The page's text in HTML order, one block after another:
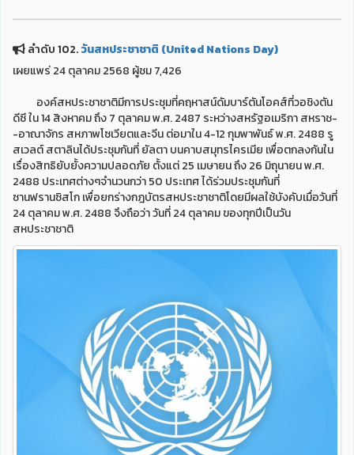
ลำดับ 102.วันสหประชาชาติ (United Nations Day)
เผยแพร่ 24 ตุลาคม 2568 ผู้ชม 7,426
องค์สหประชาชาติมีการประชุมที่คฤหาสน์ดัมบาร์ตันโอคส์ที่วอชิงตัน
ดีซี ใน 14 สิงหาคม ถึง 7 ตุลาคม พ.ศ. 2487 ระหว่างสหรัฐอเมริกา สหราช-
-อาณาจักร สหภาพโซเวียตและจีน ต่อมาใน 4-12 กุมพาพันธ์ พ.ศ. 2488 รู
สเวลต์ สตาลินได้ประชุมกันที่ ยัลตา บนคาบสมุทรไครเมีย เพื่อตกลงกันใน
เรื่องสิทธิยับยั้งความปลอดภัย ตั้งแต่ 25 เมษายน ถึง 26 มิถุนายน พ.ศ.
2488 ประเทศต่างๆจำนวนกว่า 50 ประเทศ ได้ร่วมประชุมกันที่
ซานฟรานซิสโก เพื่อยกร่างกฎบัตรสหประชาชาติโดยมีผลใช้บังคับเมื่อวันที่
24 ตุลาคม พ.ศ. 2488 จึงถือว่า วันที่ 24 ตุลาคม ของทุกปีเป็นวัน
สหประชาชาติ